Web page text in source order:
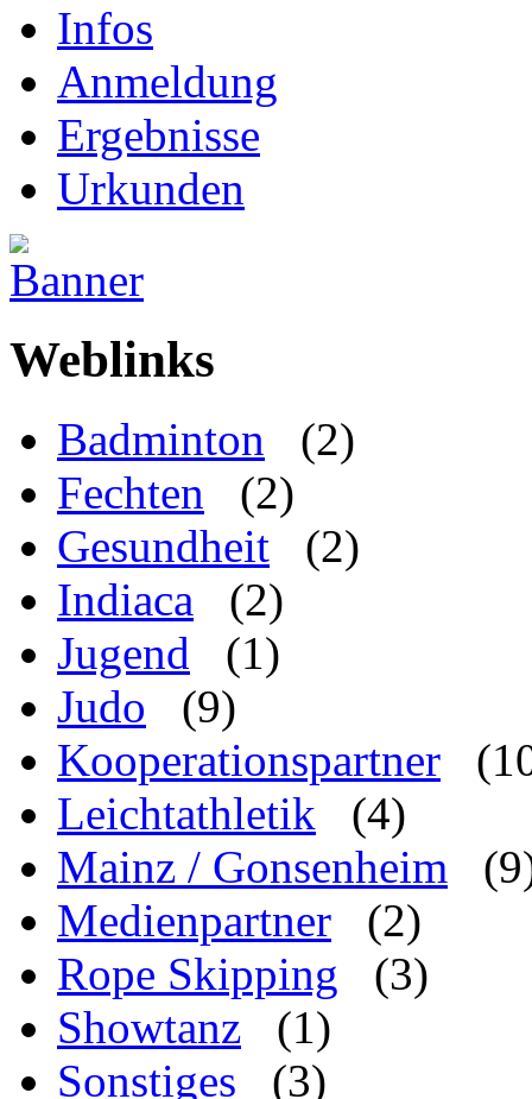
Infos
Anmeldung
Ergebnisse
Urkunden
Weblinks
Badminton
(2)
Fechten
(2)
Gesundheit
(2)
Indiaca
(2)
Jugend
(1)
Judo
(9)
Kooperationspartner
Leichtathletik
(4)
Mainz / Gonsenheim
Medienpartner
(2)
Rope Skipping
(3)
Showtanz
(1)
Sonstiges
(3)